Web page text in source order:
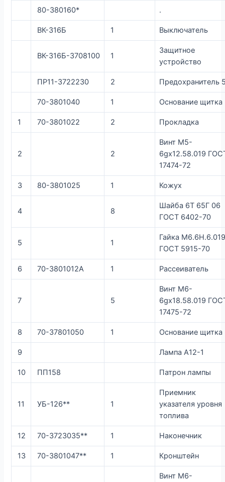
80-380160* .
ВК-316Б 1 Выключатель
ВК-316Б-3708100 1
Защитное
устройство
ПР11-3722230 2 Предохранитель
70-3801040 1 Основание щитка
1 70-3801022 2 Прокладка
2 2
Винт М5-
6gх12.58.019
17474-72
3 80-3801025 1 Кожух
4 8
Шайба 6Т 65Г 06
ГОСТ 6402-70
5 1
Гайка
ГОСТ 5915-70
6 70-3801012А 1 Рассеиватель
7 5
Винт М6-
6gх18.58.019
17475-72
8 70-37801050 1 Основание щитка
9 Лампа А12-1
10 ПП158 Патрон лампы
11 УБ-126** 1
Приемник
указателя уровня
топлива
12 70-3723035** 1 Наконечник
13 70-3801047** 1 Кронштейн
Винт М6-